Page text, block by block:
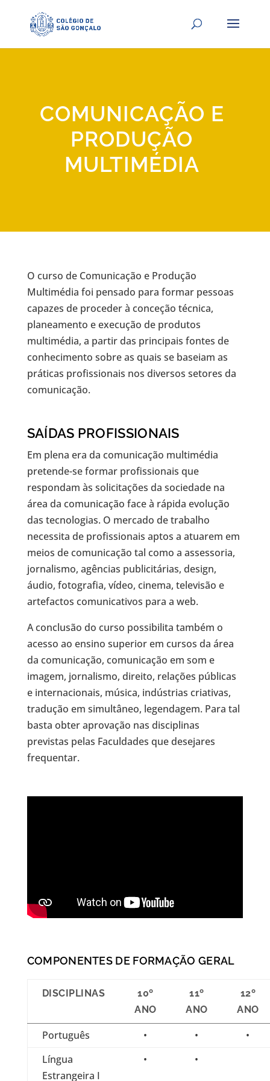
COMUNICAÇÃO E
PRODUÇÃO
MULTIMÉDIA
O curso de Comunicação e Produção
Multimédia foi pensado para formar pessoas
capazes de proceder à conceção técnica,
planeamento e execução de produtos
multimédia, a partir das principais fontes de
conhecimento sobre as quais se baseiam as
práticas profissionais nos diversos setores da
comunicação.
SAÍDAS PROFISSIONAIS
Em plena era da comunicação multimédia
pretende-se formar profissionais que
respondam às solicitações da sociedade na
área da comunicação face à rápida evolução
das tecnologias. O mercado de trabalho
necessita de profissionais aptos a atuarem em
meios de comunicação tal como a assessoria,
jornalismo, agências publicitárias, design,
áudio, fotografia, vídeo, cinema, televisão e
artefactos comunicativos para a web.
A conclusão do curso possibilita também o
acesso ao ensino superior em cursos da área
da comunicação, comunicação em som e
imagem, jornalismo, direito, relações públicas
e internacionais, música, indústrias criativas,
tradução em simultâneo, legendagem. Para tal
basta obter aprovação nas disciplinas
previstas pelas Faculdades que desejares
frequentar.
COMPONENTES DE FORMAÇÃO GERAL
DISCIPLINAS
10º
ANO
11º
ANO
12º
ANO
Português • •
•
Língua
Estrangeira I
• •